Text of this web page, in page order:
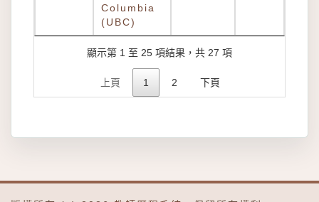
Columbia
(UBC)
顯示第 1 至 25 項結果，共 27 項
上頁 1 2 下頁